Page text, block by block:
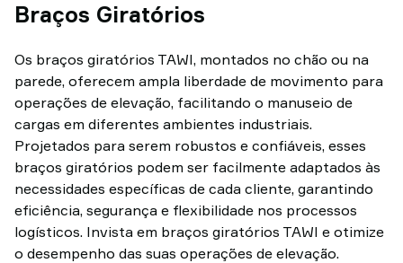
Braços Giratórios
Os braços giratórios TAWI, montados no chão ou na
parede, oferecem ampla liberdade de movimento para
operações de elevação, facilitando o manuseio de
cargas em diferentes ambientes industriais.
Projetados para serem robustos e confiáveis, esses
braços giratórios podem ser facilmente adaptados às
necessidades específicas de cada cliente, garantindo
eficiência, segurança e flexibilidade nos processos
logísticos. Invista em braços giratórios TAWI e otimize
o desempenho das suas operações de elevação.
Serviço
suporte
Casos
de
sucesso
Blog
da
TAWI
Entre
em
contato